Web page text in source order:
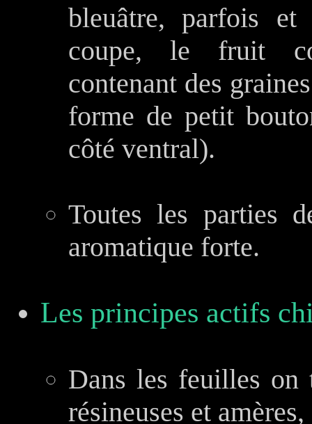
bleuâtre, parfois
coupe, le fruit
contenant des
forme de petit
côté ventral).
Toutes les parties
aromatique forte.
Les principes actifs
Dans les feuilles on
résineuses et